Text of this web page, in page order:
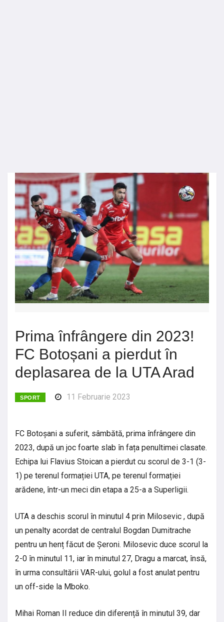
Prima înfrângere din 2023!
FC Botoșani a pierdut în
deplasarea de la UTA Arad
SPORT 11 Februarie 2023
FC Botoșani a suferit, sâmbătă, prima înfrângere din
2023, după un joc foarte slab în fața penultimei clasate.
Echipa lui Flavius Stoican a pierdut cu scorul de 3-1 (3-
1) pe terenul formației UTA, pe terenul formației
arădene, într-un meci din etapa a 25-a a Superligii.
UTA a deschis scorul în minutul 4 prin Milosevic , după
un penalty acordat de centralul Bogdan Dumitrache
pentru un henț făcut de Șeroni. Milosevic duce scorul la
2-0 în minutul 11, iar în minutul 27, Dragu a marcat, însă,
în urma consultării VAR-ului, golul a fost anulat pentru
un off-side la Mboko.
Mihai Roman II reduce din diferență în minutul 39, dar